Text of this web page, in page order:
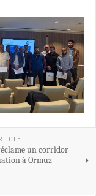
un corridor
à Ormuz